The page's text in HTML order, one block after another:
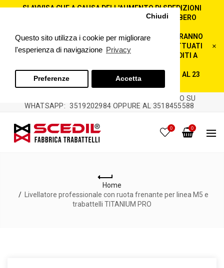
Questo sito utilizza i cookie per migliorare
l'esperienza di navigazione Privacy
Chiudi
Preferenze Accetta
SI AVVISA CHE A CAUSA DELL'AUMENTO DI SPEDIZIONI
A LIVELLO NAZIONALE LE CONSEGNE POTREBBERO
GLI ORDINI EFFETTUATI ENTRO IL 3 AGOSTO SARANNO
SPEDITI ENTRO IL 10 AGOSTO. GLI ORDINI EFFETTUATI
DOPO IL 3 AGOSTO POTREBBERO ESSERE SPEDITI A
L'AZIENDA RESTERÀ CHIUSA PER FERIE DALL'11 AL 23
×
PER QUALSIASI DOMANDA O UN MESSAGGIO SU
WHATSAPP: 3519202984 OPPURE AL 3518455588
0 0
Home
Livellatore professionale con ruota frenante per linea M5 e
trabattelli TITANIUM PRO